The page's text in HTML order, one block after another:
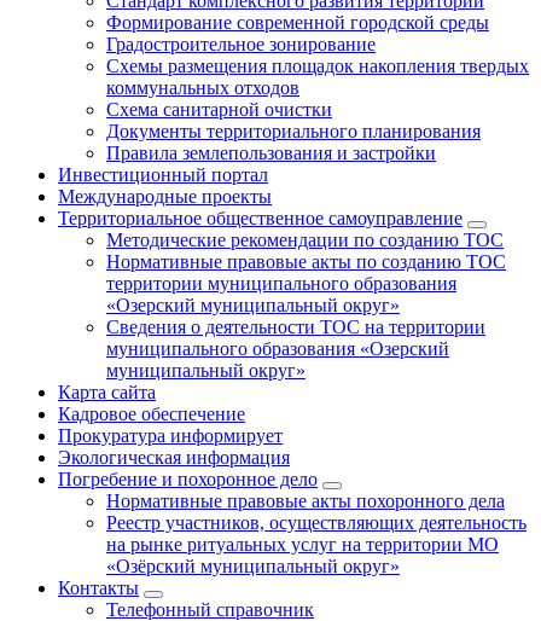
Формирование современной городской среды
Градостроительное зонирование
Схемы размещения площадок накопления твердых
коммунальных отходов
Схема санитарной очистки
Документы территориального планирования
Правила землепользования и застройки
Инвестиционный портал
Международные проекты
Территориальное общественное самоуправление
Методические рекомендации по созданию ТОС
Нормативные правовые акты по созданию ТОС
территории муниципального образования
«Озерский муниципальный округ»
Сведения о деятельности ТОС на территории
муниципального образования «Озерский
муниципальный округ»
Карта сайта
Кадровое обеспечение
Прокуратура информирует
Экологическая информация
Погребение и похоронное дело
Нормативные правовые акты похоронного дела
Реестр участников, осуществляющих деятельность
на рынке ритуальных услуг на территории МО
«Озёрский муниципальный округ»
Контакты
Телефонный справочник